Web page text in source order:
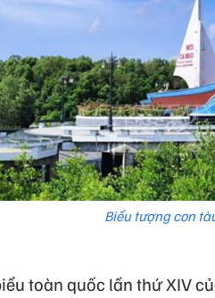
Biểu tượng con
toàn quốc lần thứ XIV